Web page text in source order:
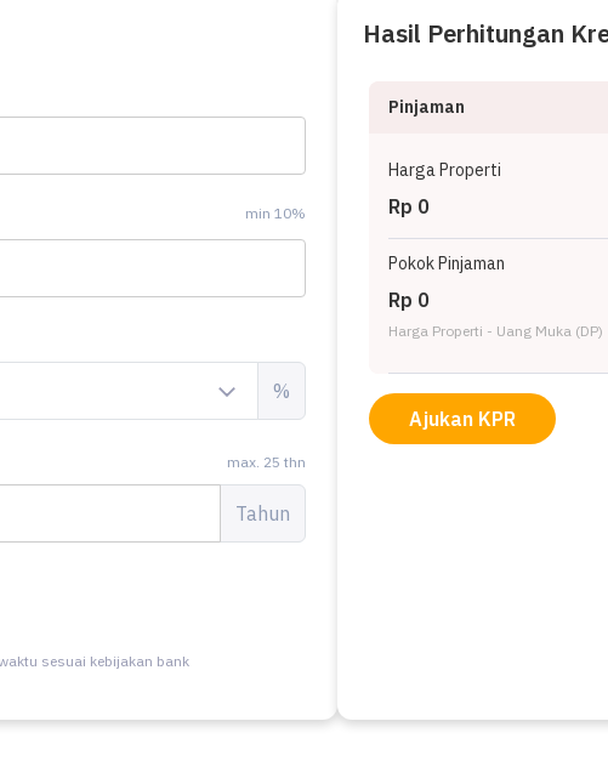
min 10%
%
max. 25 thn
Tahun
sesuai kebijakan bank
Hasil Perhitungan
Pinjaman
Harga Properti
Rp 0
Pokok Pinjaman
Rp 0
Harga Properti - Uang Muka (DP)
Ajukan KPR